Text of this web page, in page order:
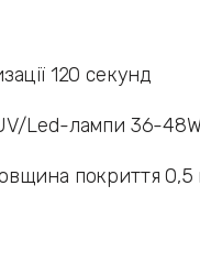
120 секунд
Led-лампи 36-
покриття 0,5